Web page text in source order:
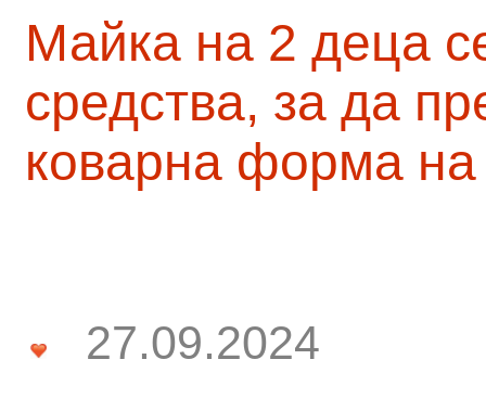
Майка на 2 деца
средства, за да
коварна форма на
27.09.2024